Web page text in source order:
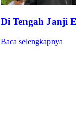
Di Tengah Janji
Baca selengkapnya